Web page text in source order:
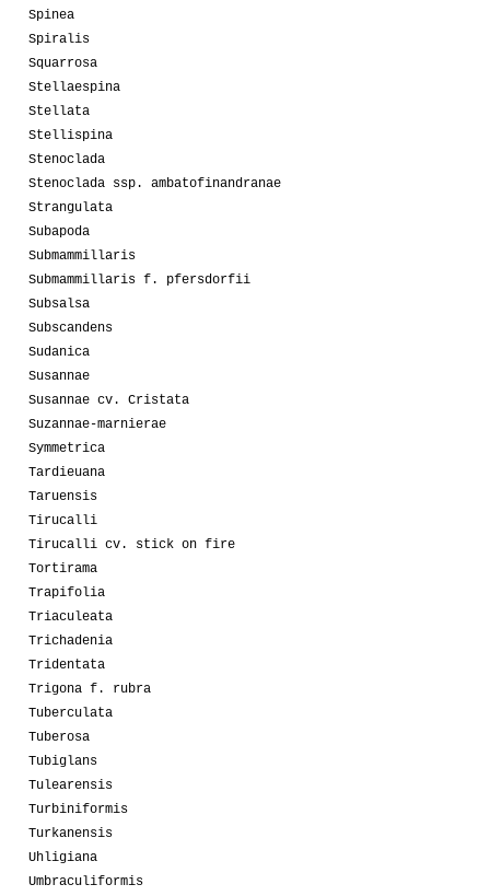
Spinea
Spiralis
Squarrosa
Stellaespina
Stellata
Stellispina
Stenoclada
Stenoclada ssp. ambatofinandranae
Strangulata
Subapoda
Submammillaris
Submammillaris f. pfersdorfii
Subsalsa
Subscandens
Sudanica
Susannae
Susannae cv. Cristata
Suzannae-marnierae
Symmetrica
Tardieuana
Taruensis
Tirucalli
Tirucalli cv. stick on fire
Tortirama
Trapifolia
Triaculeata
Trichadenia
Tridentata
Trigona f. rubra
Tuberculata
Tuberosa
Tubiglans
Tulearensis
Turbiniformis
Turkanensis
Uhligiana
Umbraculiformis